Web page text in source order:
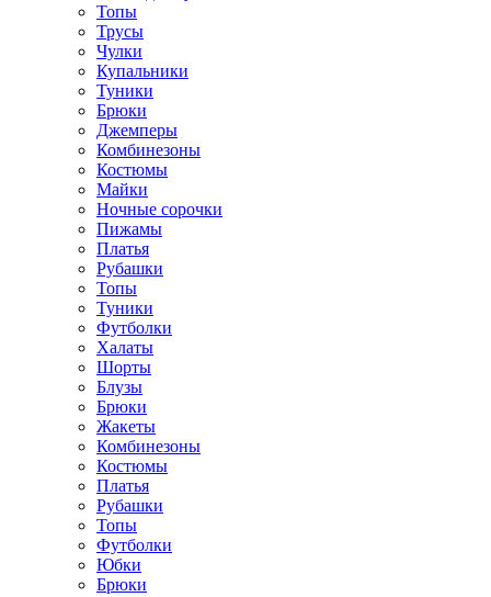
Топы
Трусы
Чулки
Купальники
Туники
Брюки
Джемперы
Комбинезоны
Костюмы
Майки
Ночные сорочки
Пижамы
Платья
Рубашки
Топы
Туники
Футболки
Халаты
Шорты
Блузы
Брюки
Жакеты
Комбинезоны
Костюмы
Платья
Рубашки
Топы
Футболки
Юбки
Брюки